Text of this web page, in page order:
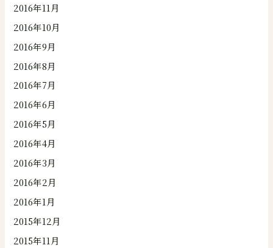
2016年11月
2016年10月
2016年9月
2016年8月
2016年7月
2016年6月
2016年5月
2016年4月
2016年3月
2016年2月
2016年1月
2015年12月
2015年11月